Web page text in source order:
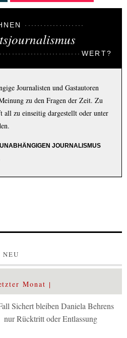
WERT?
Journalisten und Gastautoren
zu den Fragen der Zeit. Zu
all zu einseitig dargestellt oder unter
JOURNALISMUS
NEU
Monat
Sichert bleiben Daniela Behrens
nur Rücktritt oder Entlassung